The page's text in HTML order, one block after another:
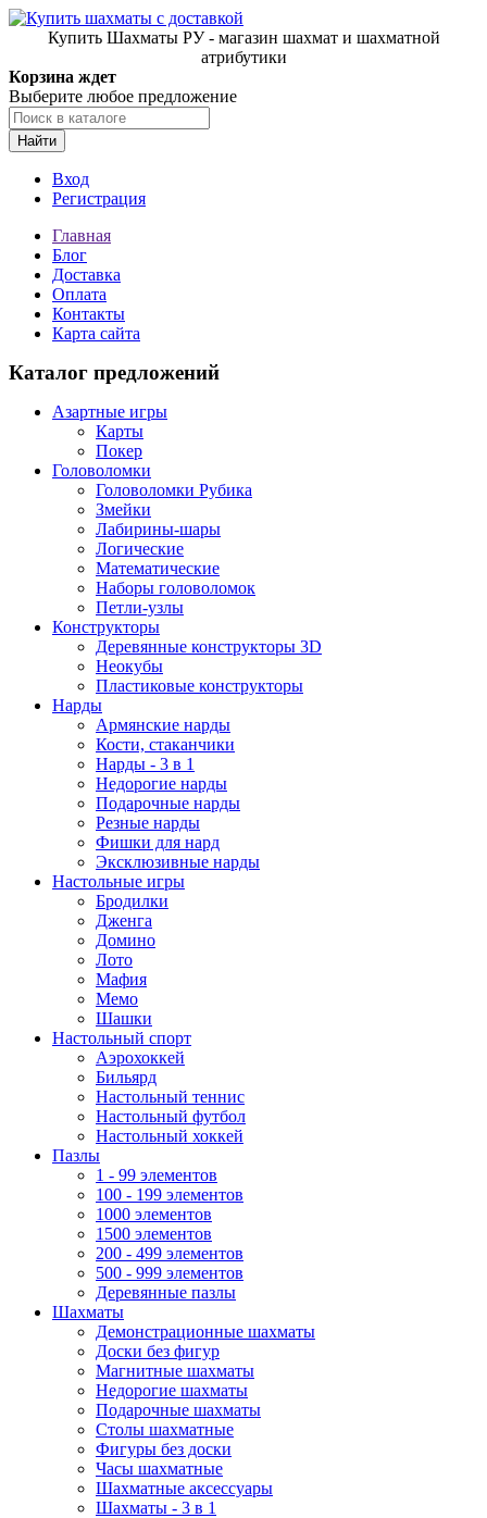
Купить Шахматы РУ - магазин шахмат и шахматной
атрибутики
Корзина ждет
Выберите любое предложение
Найти
Вход
Регистрация
Главная
Блог
Доставка
Оплата
Контакты
Карта сайта
Каталог предложений
Азартные игры
Карты
Покер
Головоломки
Головоломки Рубика
Змейки
Лабирины-шары
Логические
Математические
Наборы головоломок
Петли-узлы
Конструкторы
Деревянные конструкторы 3D
Неокубы
Пластиковые конструкторы
Нарды
Армянские нарды
Кости, стаканчики
Нарды - 3 в 1
Недорогие нарды
Подарочные нарды
Резные нарды
Фишки для нард
Эксклюзивные нарды
Настольные игры
Бродилки
Дженга
Домино
Лото
Мафия
Мемо
Шашки
Настольный спорт
Аэрохоккей
Бильярд
Настольный теннис
Настольный футбол
Настольный хоккей
Пазлы
1 - 99 элементов
100 - 199 элементов
1000 элементов
1500 элементов
200 - 499 элементов
500 - 999 элементов
Деревянные пазлы
Шахматы
Демонстрационные шахматы
Доски без фигур
Магнитные шахматы
Недорогие шахматы
Подарочные шахматы
Столы шахматные
Фигуры без доски
Часы шахматные
Шахматные аксессуары
Шахматы - 3 в 1